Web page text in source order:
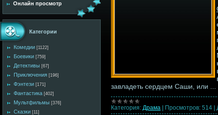
Онлайн просмотр
Категории
Комедии [1122]
Боевики [759]
Детективы [67]
Приключения [196]
Фэнтези [171]
Фантастика [402]
Мультфильмы [376]
Сказки [11]
завладеть сердцем Саши, или ...
Категория: Драма Просмотров: 514